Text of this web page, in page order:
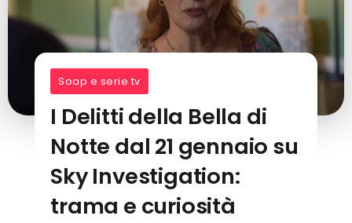
Soap e serie tv
I Delitti della Bella di
Notte dal 21 gennaio su
Sky Investigation:
trama e curiosità